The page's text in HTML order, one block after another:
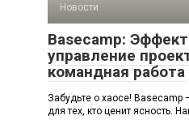
Новости
Basecamp:
управление
командная работа
Забудьте о хаосе! Basecamp
для тех, кто ценит ясность.